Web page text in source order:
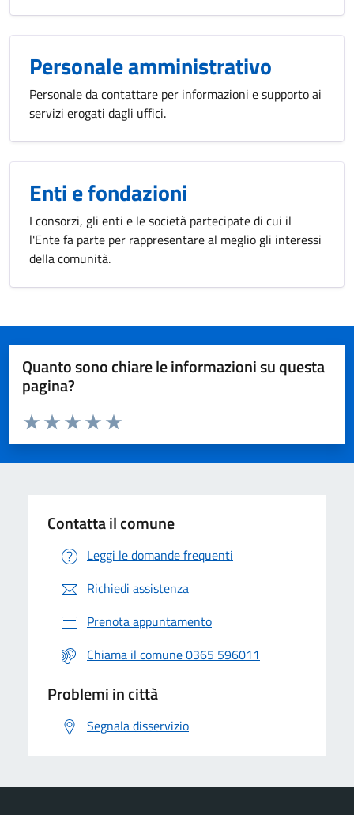
Personale amministrativo
Personale da contattare per informazioni e supporto ai
servizi erogati dagli uffici.
Enti e fondazioni
I consorzi, gli enti e le società partecipate di cui il
l'Ente fa parte per rappresentare al meglio gli interessi
della comunità.
Quanto sono chiare le informazioni su questa
pagina?
Valuta da 1 a 5 stelle la pagina
Valuta 5 stelle su 5
Valuta 4 stelle su 5
Valuta 3 stelle su 5
Valuta 2 stelle su 5
Valuta 1 stelle su 5
Contatta il comune
Leggi le domande frequenti
Richiedi assistenza
Prenota appuntamento
Chiama il comune 0365 596011
Problemi in città
Segnala disservizio